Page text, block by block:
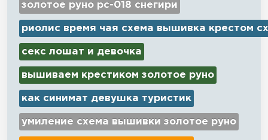
золотое руно рс-018 снегири
риолис время чая схема вышивка крестом
секс лошат и девочка
вышиваем крестиком золотое руно
как синимат девушка туристик
умиление схема вышивки золотое руно